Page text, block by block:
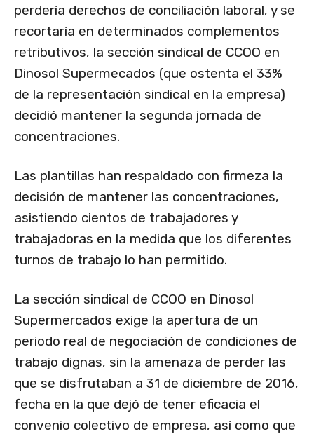
perdería derechos de conciliación laboral, y se
recortaría en determinados complementos
retributivos, la sección sindical de CCOO en
Dinosol Supermecados (que ostenta el 33%
de la representación sindical en la empresa)
decidió mantener la segunda jornada de
concentraciones.
Las plantillas han respaldado con firmeza la
decisión de mantener las concentraciones,
asistiendo cientos de trabajadores y
trabajadoras en la medida que los diferentes
turnos de trabajo lo han permitido.
La sección sindical de CCOO en Dinosol
Supermercados exige la apertura de un
periodo real de negociación de condiciones de
trabajo dignas, sin la amenaza de perder las
que se disfrutaban a 31 de diciembre de 2016,
fecha en la que dejó de tener eficacia el
convenio colectivo de empresa, así como que